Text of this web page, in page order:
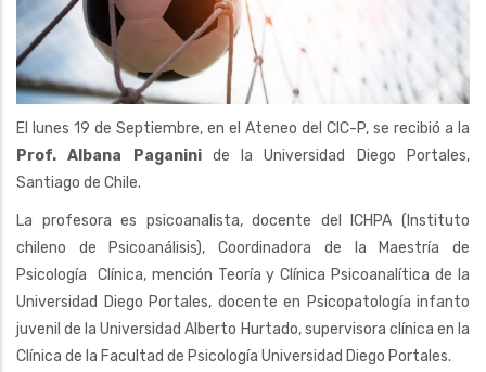
El lunes 19 de Septiembre, en el Ateneo del CIC-P, se recibió a la
Prof. Albana Paganini de la Universidad Diego Portales,
Santiago de Chile.
La profesora es psicoanalista, docente del ICHPA (Instituto
chileno de Psicoanálisis), Coordinadora de la Maestría de
Psicología Clínica, mención Teoría y Clínica Psicoanalítica de la
Universidad Diego Portales, docente en Psicopatología infanto
juvenil de la Universidad Alberto Hurtado, supervisora clínica en la
Clínica de la Facultad de Psicología Universidad Diego Portales.